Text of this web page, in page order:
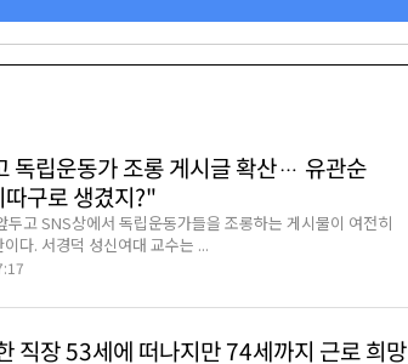
독립운동가 조롱 게시글 확산… 유관순
구로 생겼지?"
두고 SNS상에서 독립운동가들을 조롱하는 게시물이 여전히
다. 서경덕 성신여대 교수는 ...
직장 53세에 떠나지만 74세까지 근로 희망